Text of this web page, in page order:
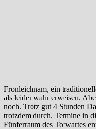
Fronleichnam, ein
als leider wahr erweisen.
noch. Trotz gut 4 Stunden
trotzdem durch. Termine in
Fünferraum des Torwartes